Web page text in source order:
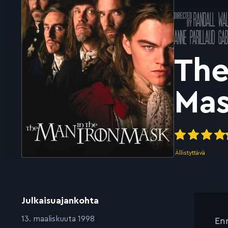
Ohjannut
kRANDALL
Pääosissa
ANNE PARILLAUD
Ällistyttävä
Julkaisuajankohta
:13. maaliskuuta 1998